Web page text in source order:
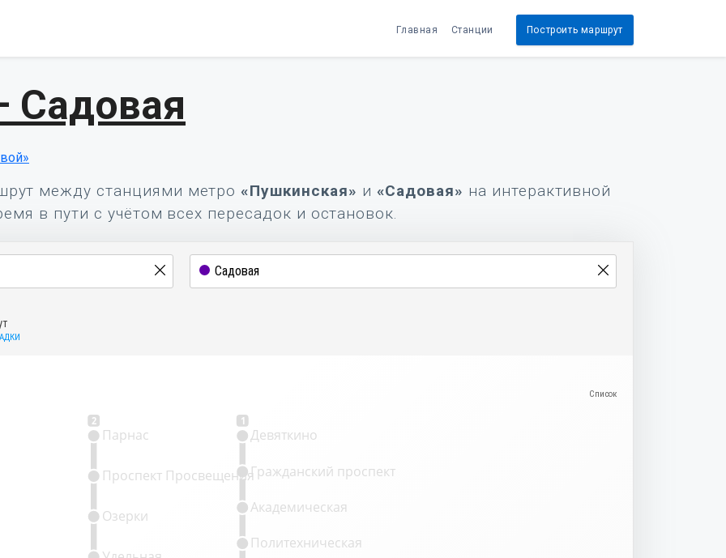
Главная Станции Построить маршрут
Садовая
между станциями метро«Пушкинская» и «Садовая» на интерактивной
в пути с учётом всех пересадок и остановок.
2 1
Озерки
Проспект Просвещения
Парнас
Политехническая
Академическая
Гражданский проспект
Девяткино